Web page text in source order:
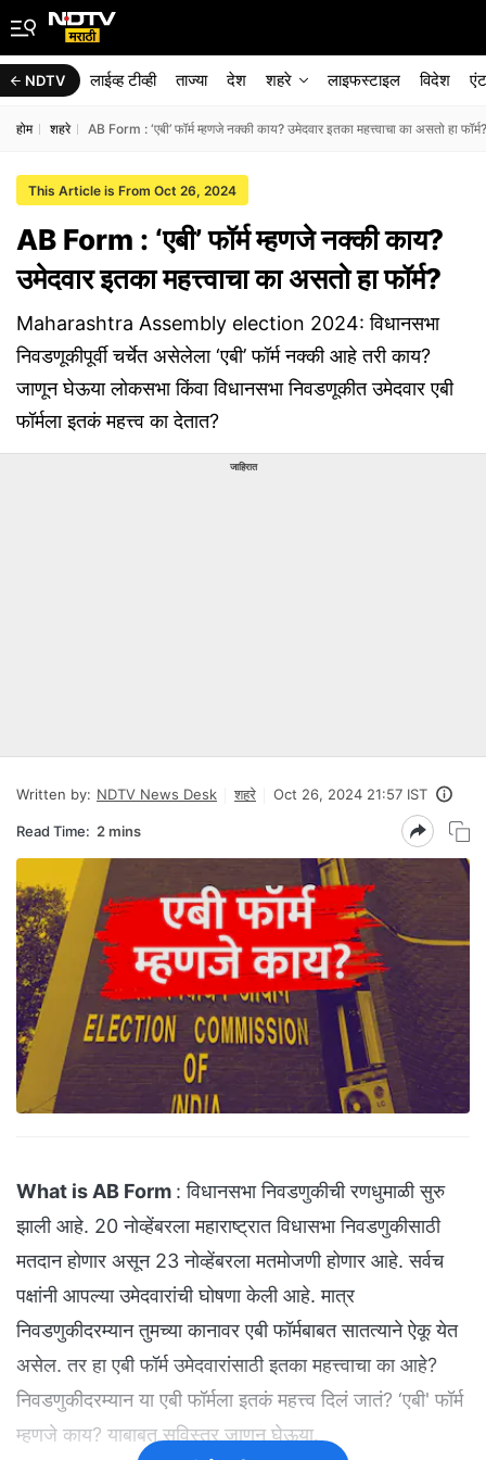
NDTV लाईव्ह टीव्ही ताज्या देश शहरे लाइफस्टाइल विदेश
होम शहरे AB Form : ‘एबी’ फॉर्म म्हणजे नक्की काय? उमेदवार इतका महत्त्वाचा का असतो हा फॉर्म?
This Article is From Oct 26, 2024
AB Form : ‘एबी’ फॉर्म म्हणजे नक्की काय?
उमेदवार इतका महत्त्वाचा का असतो हा फॉर्म?
Maharashtra Assembly election 2024: विधानसभा
निवडणूकीपूर्वी चर्चेत असेलेला ‘एबी’ फॉर्म नक्की आहे तरी काय?
जाणून घेऊया लोकसभा किंवा विधानसभा निवडणूकीत उमेदवार एबी
फॉर्मला इतकं महत्त्व का देतात?
जाहिरात
Written by: NDTV News Desk शहरे Oct 26, 2024 21:57 IST
Read Time: 2 mins
What is AB Form : विधानसभा निवडणुकीची रणधुमाळी सुरु
झाली आहे. 20 नोव्हेंबरला महाराष्ट्रात विधासभा निवडणुकीसाठी
मतदान होणार असून 23 नोव्हेंबरला मतमोजणी होणार आहे. सर्वच
पक्षांनी आपल्या उमेदवारांची घोषणा केली आहे. मात्र
निवडणुकीदरम्यान तुमच्या कानावर एबी फॉर्मबाबत सातत्याने ऐकू येत
असेल. तर हा एबी फॉर्म उमेदवारांसाठी इतका महत्त्वाचा का आहे?
निवडणुकीदरम्यान या एबी फॉर्मला इतकं महत्त्व दिलं जातं? ‘एबी' फॉर्म
म्हणजे काय? याबाबत सविस्तर जाणून घेऊया.